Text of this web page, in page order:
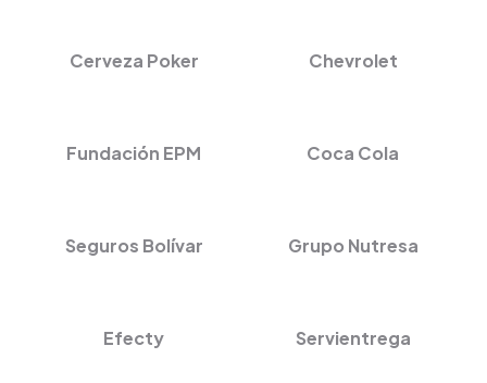
Cerveza Poker Chevrolet
Fundación EPM Coca Cola
Seguros Bolívar Grupo Nutresa
Efecty Servientrega